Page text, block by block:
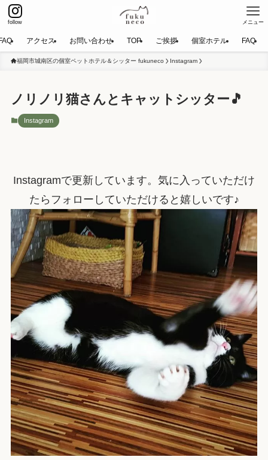
follow メニュー
アクセス お問い合わせ TOP ご挨拶 個室ホテル FAQ
福岡市城南区の個室ペットホテル＆シッター fukuneco Instagram
ノリノリ猫さんとキャットシッター🎵
Instagram
Instagramで更新しています。気に入っていただけ
たらフォローしていただけると嬉しいです♪